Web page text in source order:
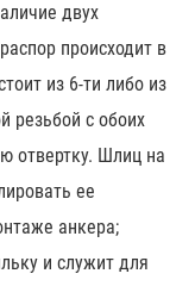
двух
происходит в
из 6-ти либо из
резьбой с обоих
отвертку. Шлиц на
ее
анкера;
и служит для